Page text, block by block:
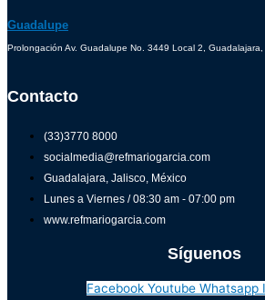
Guadalupe
Prolongación Av. Guadalupe No. 3449 Local 2, Guadalajara,
Contacto
(33)3770 8000
socialmedia@refmariogarcia.com
Guadalajara, Jalisco, México
Lunes a Viernes / 08:30 am - 07:00 pm
www.refmariogarcia.com
Síguenos
Facebook Youtube Whatsapp